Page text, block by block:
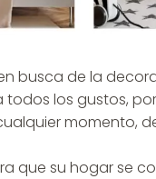
busca de la
los gustos,
momento,
que su hogar se